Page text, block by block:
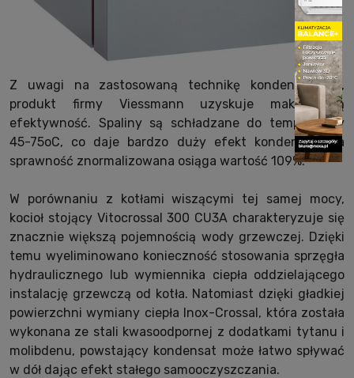
Z uwagi na zastosowaną technikę kondensacyjną,
produkt firmy Viessmann uzyskuje maksymalną
efektywność. Spaliny są schładzane do temperatury
45-75oC, co daje bardzo duży efekt kondensacji, a
sprawność znormalizowana osiąga wartość 109%.
W porównaniu z kotłami wiszącymi tej samej mocy,
kocioł stojący Vitocrossal 300 CU3A charakteryzuje się
znacznie większą pojemnością wody grzewczej. Dzięki
temu wyeliminowano konieczność stosowania sprzęgła
hydraulicznego lub wymiennika ciepła oddzielającego
instalację grzewczą od kotła. Natomiast dzięki gładkiej
powierzchni wymiany ciepła Inox-Crossal, która została
wykonana ze stali kwasoodpornej z dodatkami tytanu i
molibdenu, powstający kondensat może łatwo spływać
w dół dając efekt stałego samooczyszczania.